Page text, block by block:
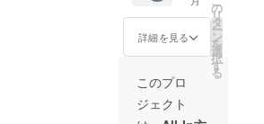
もっと多く
の方に作品
を届けた
い。
そんな想い
も２つ
や３つ
など複
繋ぎ絵
模様が
も２つ
や３つ
など複
繋ぎ絵
の様に
模様が
す。 ２
０㎝正
方形の
キャン
バスを
ベース
に抽象
画を描
きま
（お好
きな
色） 画
材（水
彩絵の
具、ア
クリル
絵の
具、油
詳細を見る
の
リ
タ
ー
ン
を
選
択
す
る
このプロ
ジェクト